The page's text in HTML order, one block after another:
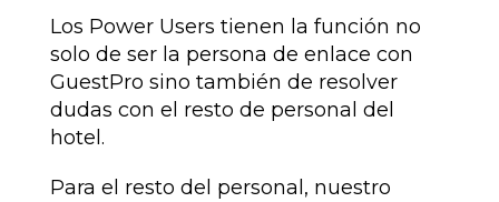
Los Power Users tienen la función no
solo de ser la persona de enlace con
GuestPro sino también de resolver
dudas con el resto de personal del
hotel.
Para el resto del personal, nuestro